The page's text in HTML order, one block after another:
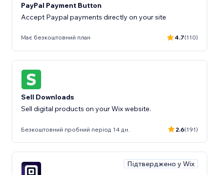
PayPal Payment Button
Accept Paypal payments directly on your site
Має безкоштовний план 4.7(110)
Sell Downloads
Sell digital products on your Wix website.
Безкоштовний пробний період 14 дн. 2.6(191)
Підтверджено у Wix